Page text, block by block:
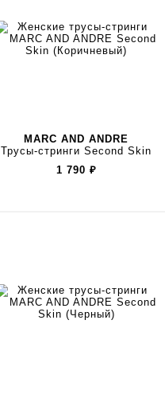
MARC AND ANDRE
Трусы-стринги Second Skin
1 790 ₽